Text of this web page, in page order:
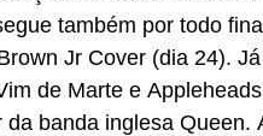
também por todo
Jr Cover (dia 24).
de Marte e
banda inglesa Queen.